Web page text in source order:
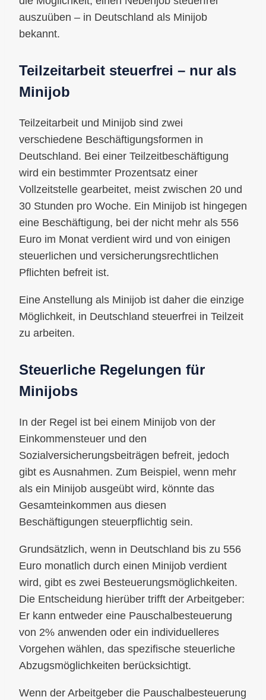
auszuüben – in Deutschland als Minijob
bekannt.
Teilzeitarbeit steuerfrei – nur als
Minijob
Teilzeitarbeit und Minijob sind zwei
verschiedene Beschäftigungsformen in
Deutschland. Bei einer Teilzeitbeschäftigung
wird ein bestimmter Prozentsatz einer
Vollzeitstelle gearbeitet, meist zwischen 20 und
30 Stunden pro Woche. Ein Minijob ist hingegen
eine Beschäftigung, bei der nicht mehr als 556
Euro im Monat verdient wird und von einigen
steuerlichen und versicherungsrechtlichen
Pflichten befreit ist.
Eine Anstellung als Minijob ist daher die einzige
Möglichkeit, in Deutschland steuerfrei in Teilzeit
zu arbeiten.
Steuerliche Regelungen für
Minijobs
In der Regel ist bei einem Minijob von der
Einkommensteuer und den
Sozialversicherungsbeiträgen befreit, jedoch
gibt es Ausnahmen. Zum Beispiel, wenn mehr
als ein Minijob ausgeübt wird, könnte das
Gesamteinkommen aus diesen
Beschäftigungen steuerpflichtig sein.
Grundsätzlich, wenn in Deutschland bis zu 556
Euro monatlich durch einen Minijob verdient
wird, gibt es zwei Besteuerungsmöglichkeiten.
Die Entscheidung hierüber trifft der Arbeitgeber:
Er kann entweder eine Pauschalbesteuerung
von 2% anwenden oder ein individuelleres
Vorgehen wählen, das spezifische steuerliche
Abzugsmöglichkeiten berücksichtigt.
Wenn der Arbeitgeber die Pauschalbesteuerung